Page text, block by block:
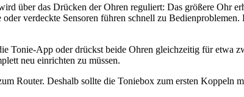
über das Drücken der Ohren reguliert: Das größere Ohr
verdeckte Sensoren führen schnell zu
Tonie-App oder drückst beide Ohren gleichzeitig für etwa
neu einrichten zu müssen.
Router. Deshalb sollte die Toniebox zum ersten Koppeln